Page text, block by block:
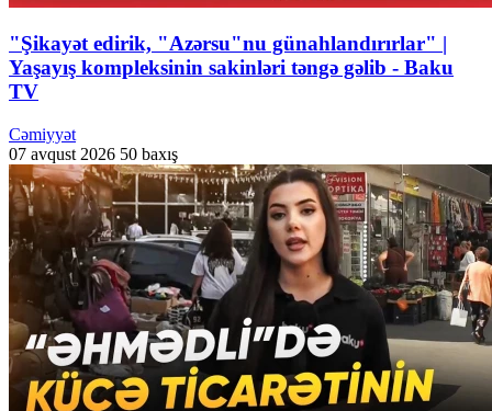
"Şikayət edirik, "Azərsu"nu günahlandırırlar" |
Yaşayış kompleksinin sakinləri təngə gəlib - Baku
TV
Cəmiyyət
07 avqust 2026 50 baxış